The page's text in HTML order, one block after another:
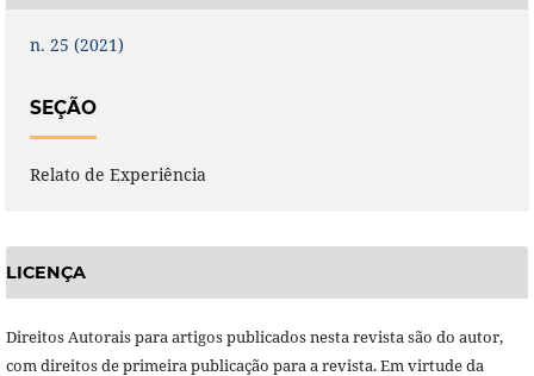
n. 25 (2021)
SEÇÃO
Relato de Experiência
LICENÇA
Direitos Autorais para artigos publicados nesta revista são do autor,
com direitos de primeira publicação para a revista. Em virtude da